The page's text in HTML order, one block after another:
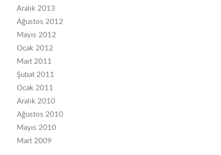
Aralık 2013
Ağustos 2012
Mayıs 2012
Ocak 2012
Mart 2011
Şubat 2011
Ocak 2011
Aralık 2010
Ağustos 2010
Mayıs 2010
Mart 2009